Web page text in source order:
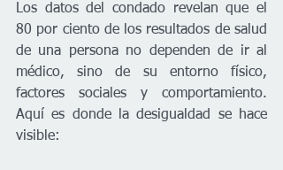
Los datos del condado revelan que el
80 por ciento de los resultados de salud
de una persona no dependen de ir al
médico, sino de su entorno físico,
factores sociales y comportamiento.
Aquí es donde la desigualdad se hace
visible: